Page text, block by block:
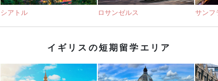
シアトル ロサンゼルス サンフ
イギリスの短期留学エリア